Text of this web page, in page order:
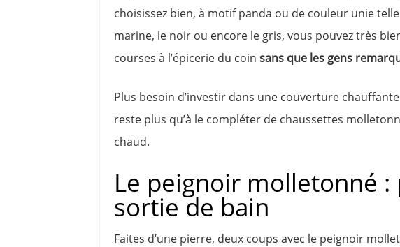
choisissez bien, à motif panda ou de couleur unie
marine, le noir ou encore le gris, vous pouvez très
courses à l’épicerie du coin sans que les gens
Plus besoin d’investir dans une couverture
reste plus qu’à le compléter de chaussettes
chaud.
Le peignoir molletonné
sortie de bain
Faites d’une pierre, deux coups avec le peignoir